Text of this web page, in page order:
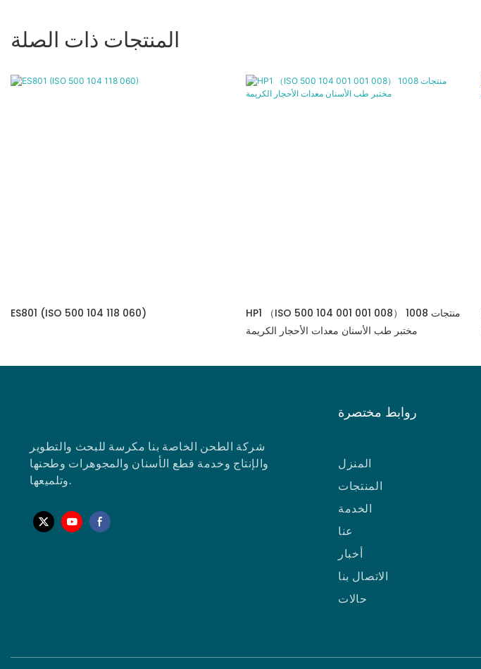
المنتجات ذات الصلة
ES801 (ISO 500 104 118 060)
HP1 （ISO 500 104 001 001 008） 1008 منتجات
مختبر طب الأسنان معدات الأحجار الكريمة
شركة الطحن الخاصة بنا مكرسة للبحث والتطوير
والإنتاج وخدمة قطع الأسنان والمجوهرات وطحنها
وتلميعها.
روابط مختصرة
المنزل
المنتجات
الخدمة
عنا
أخبار
الاتصال بنا
حالات